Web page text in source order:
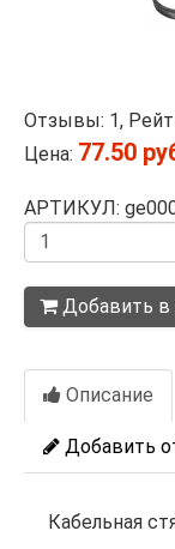
Отзывы: 1,
Цена: 77.50
АРТИКУЛ:
Количество
Добавить в
Описание
Добавить
Кабельная